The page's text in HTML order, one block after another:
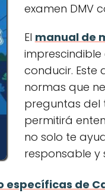
examen DMV
El manual de
conducir. Este
normas que
preguntas del
permitirá
no solo te
responsable y
específicas de